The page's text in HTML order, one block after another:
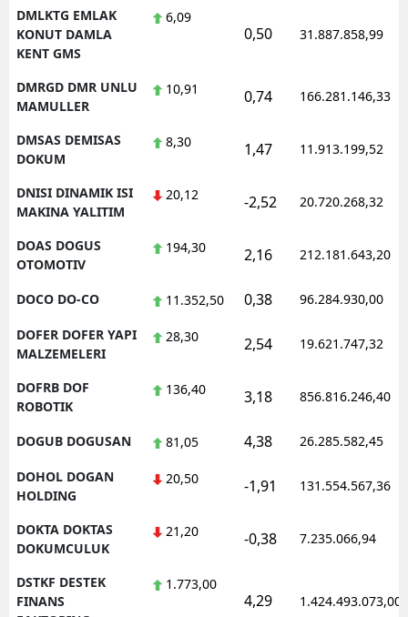
DMLKTG EMLAK
KONUT DAMLA
KENT GMS
6,09
0,50 31.887.858,99
DMRGD DMR UNLU
MAMULLER
10,91 0,74 166.281.146,33
DMSAS DEMISAS
DOKUM
8,30 1,47 11.913.199,52
DNISI DINAMIK ISI
MAKINA YALITIM
20,12 -2,52 20.720.268,32
DOAS DOGUS
OTOMOTIV
194,30 2,16 212.181.643,20
DOCO DO-CO 11.352,50 0,38 96.284.930,00
DOFER DOFER YAPI
MALZEMELERI
28,30 2,54 19.621.747,32
DOFRB DOF
ROBOTIK
136,40 3,18 856.816.246,40
DOGUB DOGUSAN 81,05 4,38 26.285.582,45
DOHOL DOGAN
HOLDING
20,50 -1,91 131.554.567,36
DOKTA DOKTAS
DOKUMCULUK
21,20 -0,38 7.235.066,94
DSTKF DESTEK
FINANS
1.773,00
4,29 1.424.493.073,00